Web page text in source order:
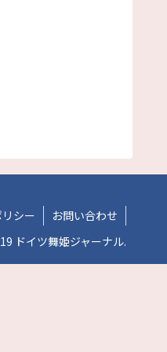
シー
お問い合わせ
ドイツ舞姫ジャーナル.